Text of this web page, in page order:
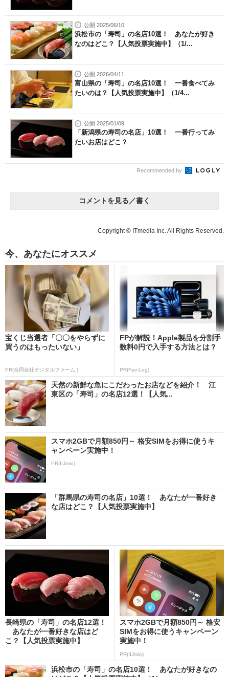
公開 2025/06/10
浜松市の「寿司」の名店10選！ あなたが好き
なのはどこ？【人気投票実施中】（1/...
公開 2026/04/11
富山県の「寿司」の名店10選！ 一番食べてみ
たいのは？【人気投票実施中】（1/4...
公開 2025/01/09
「新潟県の寿司の名店」10選！ 一番行ってみ
たいお店はどこ？
Recommended by
コメントを見る／書く
Copyright © ITmedia Inc. All Rights Reserved.
今、あなたにオススメ
宝くじ当選者「〇〇をやらずに
買うのはもったいない」
PR(合同会社デジタルファーム )
FPが解説！Apple製品を分割手
数料0円で入手する方法とは？
PR(Fav-Log)
天然の新鮮な魚にこだわったお店などを紹介！ 江
東区の「寿司」の名店12選！【人気...
スマホ2GBで月額850円～ 格安SIMをお得に使うキ
ャンペーン実施中！
PR(IIJmio)
「群馬県の寿司の名店」10選！ あなたが一番好き
な店はどこ？【人気投票実施中】
長崎県の「寿司」の名店12選！
あなたが一番好きな店はど
こ？【人気投票実施中】
スマホ2GBで月額850円～ 格安
SIMをお得に使うキャンペーン
実施中！
PR(IIJmio)
浜松市の「寿司」の名店10選！ あなたが好きなの